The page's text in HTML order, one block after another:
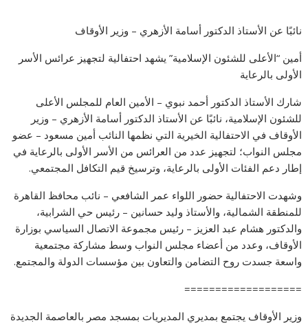
نائبًا عن الأستاذ الدكتور أسامة الأزهري – وزير الأوقاف
أمين “الأعلى للشئون الإسلامية” يشهد احتفالية لتجهيز عرائس الأسر
الأولى بالرعاية
شارك الأستاذ الدكتور أحمد نبوي – الأمين العام للمجلس الأعلى
للشئون الإسلامية، نائبًا عن الأستاذ الدكتور أسامة الأزهري – وزير
الأوقاف في الاحتفالية الخيرية التي نظمها النائب أمين مسعود – عضو
مجلس النواب؛ لتجهيز عدد من العرائس من الأسر الأولى بالرعاية في
إطار دعم الفئات الأولى بالرعاية، وترسيخ قيم التكافل المجتمعي.
وشهدت الاحتفالية حضور اللواء عمر الشافعي – نائب محافظ القاهرة
للمنطقة الشمالية، والأستاذ وليد حسانين – رئيس حي الشرابية،
والدكتور هشام عبد العزيز – رئيس مجموعة الاتصال السياسي بوزارة
الأوقاف، وعدد من أعضاء مجلس النواب وسط مشاركة مجتمعية
واسعة جسدت روح التضامن والتعاون بين مؤسسات الدولة والمجتمع.
===================
وزير الأوقاف يجتمع بمديري المديريات بمسجد مصر بالعاصمة الجديدة